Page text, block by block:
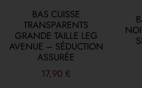
BAS CUISSE
TRANSPARENTS
GRANDE TAILLE LEG
AVENUE – SÉDUCTION
ASSURÉE
17,90 €